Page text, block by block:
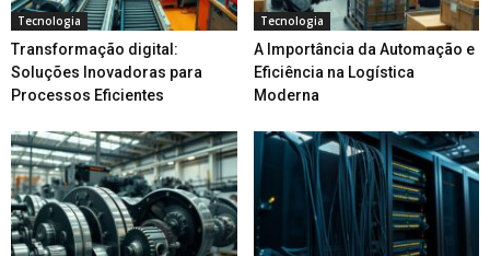
Tecnologia
Transformação digital:
Soluções Inovadoras para
Processos Eficientes
Tecnologia
A Importância da Automação e
Eficiência na Logística
Moderna